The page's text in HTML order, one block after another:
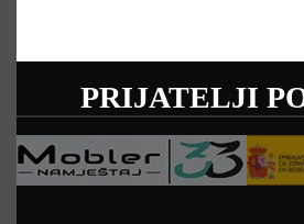
PRIJATELJI